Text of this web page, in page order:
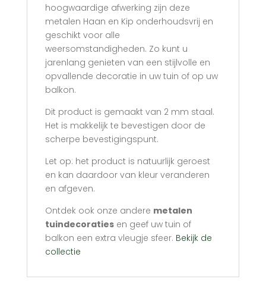
hoogwaardige afwerking zijn deze
metalen Haan en Kip onderhoudsvrij en
geschikt voor alle
weersomstandigheden. Zo kunt u
jarenlang genieten van een stijlvolle en
opvallende decoratie in uw tuin of op uw
balkon.
Dit product is gemaakt van 2 mm staal.
Het is makkelijk te bevestigen door de
scherpe bevestigingspunt.
Let op: het product is natuurlijk geroest
en kan daardoor van kleur veranderen
en afgeven.
Ontdek ook onze andere metalen
tuindecoratiesen geef uw tuin of
balkon een extra vleugje sfeer. Bekijk de
collectie